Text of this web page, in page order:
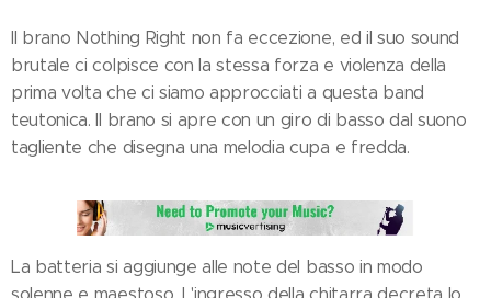
Il brano Nothing Right non fa eccezione, ed il suo sound
brutale ci colpisce con la stessa forza e violenza della
prima volta che ci siamo approcciati a questa band
teutonica. Il brano si apre con un giro di basso dal suono
tagliente che disegna una melodia cupa e fredda.
La batteria si aggiunge alle note del basso in modo